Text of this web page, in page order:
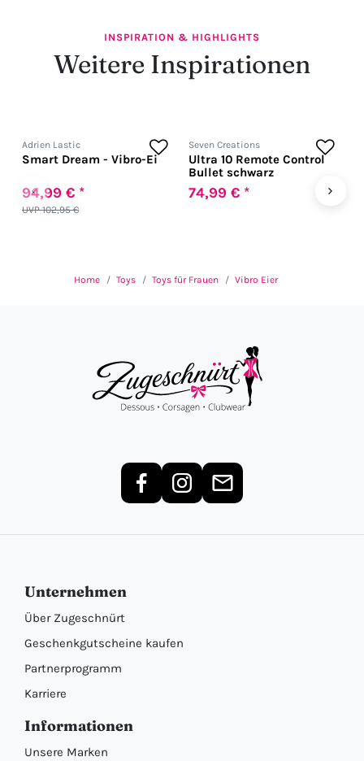
INSPIRATION & HIGHLIGHTS
Weitere Inspirationen
‹
Adrien Lastic
Smart Dream - Vibro-Ei
UVP 102,95 €
94,99 € *
Seven Creations
Ultra 10 Remote Control
Bullet schwarz
74,99 € * ›
Home Toys Toys für Frauen Vibro Eier
Unternehmen
Über Zugeschnürt
Geschenkgutscheine kaufen
Partnerprogramm
Karriere
Informationen
Unsere Marken